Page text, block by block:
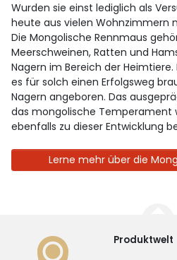
Wurden sie einst lediglich als
heute aus vielen Wohnzimmern
Die Mongolische Rennmaus
Meerschweinen, Ratten und
Nagern im Bereich der
es für solch einen Erfolgsweg
Nagern angeboren. Das
das mongolische Temperament
ebenfalls zu dieser Entwicklung
Lerne mehr über die
Produktwelt